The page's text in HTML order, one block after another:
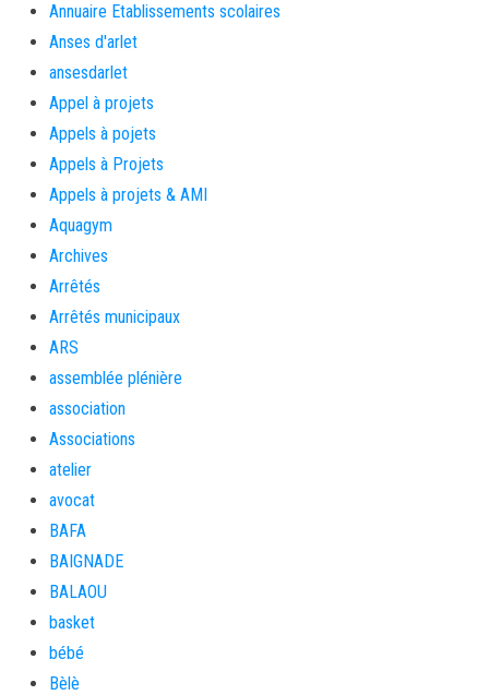
Annuaire Etablissements scolaires
Anses d'arlet
ansesdarlet
Appel à projets
Appels à pojets
Appels à Projets
Appels à projets & AMI
Aquagym
Archives
Arrêtés
Arrêtés municipaux
ARS
assemblée plénière
association
Associations
atelier
avocat
BAFA
BAIGNADE
BALAOU
basket
bébé
Bèlè